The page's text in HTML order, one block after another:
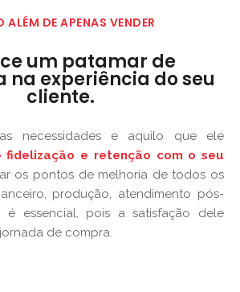
ALÉM DE APENAS VENDER
um patamar de
na experiência do seu
cliente.
necessidades e aquilo que ele
fidelização e retenção com o seu
os pontos de melhoria de todos os
produção, atendimento pós-
é essencial, pois a satisfação dele
de compra.